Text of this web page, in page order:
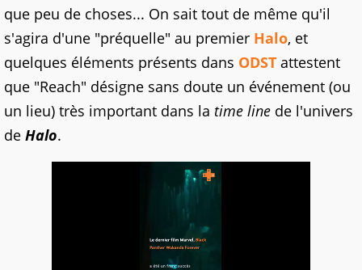
que peu de choses... On sait tout de même qu'il
s'agira d'une "préquelle" au premier Halo, et
quelques éléments présents dans ODST attestent
que "Reach" désigne sans doute un événement (ou
un lieu) très important dans la time line de l'univers
de Halo.